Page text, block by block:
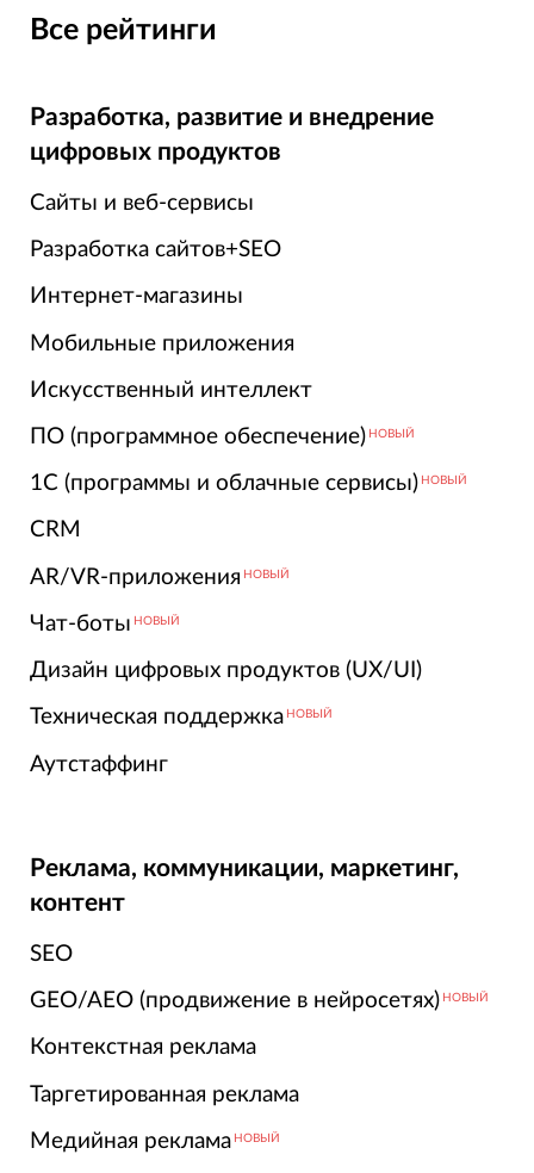
Все рейтинги
Разработка, развитие и внедрение
цифровых продуктов
Сайты и веб-сервисы
Разработка сайтов+SEO
Интернет-магазины
Мобильные приложения
Искусственный интеллект
ПО (программное обеспечение) НОВЫЙ
1С (программы и облачные сервисы) НОВЫЙ
CRM
AR/VR-приложения НОВЫЙ
Чат-боты НОВЫЙ
Дизайн цифровых продуктов (UX/UI)
Техническая поддержка НОВЫЙ
Аутстаффинг
Реклама, коммуникации, маркетинг,
контент
SEO
GEO/AEO (продвижение в нейросетях) НОВЫЙ
Контекстная реклама
Таргетированная реклама
Медийная реклама НОВЫЙ